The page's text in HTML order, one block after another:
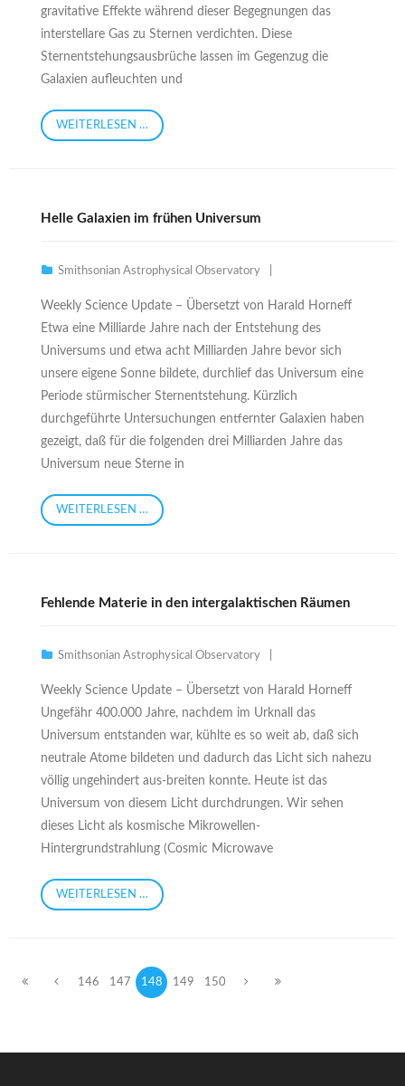
gravitative Effekte während dieser Begegnungen das
interstellare Gas zu Sternen verdichten. Diese
Sternentstehungsausbrüche lassen im Gegenzug die
Galaxien aufleuchten und
WEITERLESEN …
Helle Galaxien im frühen Universum
Smithsonian Astrophysical Observatory
Weekly Science Update – Übersetzt von Harald Horneff
Etwa eine Milliarde Jahre nach der Entstehung des
Universums und etwa acht Milliarden Jahre bevor sich
unsere eigene Sonne bildete, durchlief das Universum eine
Periode stürmischer Sternentstehung. Kürzlich
durchgeführte Untersuchungen entfernter Galaxien haben
gezeigt, daß für die folgenden drei Milliarden Jahre das
Universum neue Sterne in
WEITERLESEN …
Fehlende Materie in den intergalaktischen Räumen
Smithsonian Astrophysical Observatory
Weekly Science Update – Übersetzt von Harald Horneff
Ungefähr 400.000 Jahre, nachdem im Urknall das
Universum entstanden war, kühlte es so weit ab, daß sich
neutrale Atome bildeten und dadurch das Licht sich nahezu
völlig ungehindert aus-breiten konnte. Heute ist das
Universum von diesem Licht durchdrungen. Wir sehen
dieses Licht als kosmische Mikrowellen-
Hintergrundstrahlung (Cosmic Microwave
WEITERLESEN …
146 147 148 149 150